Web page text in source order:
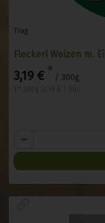
Trag
Fleckerl Weizen m. Ei
3,19 € * / 300g
Anzahl